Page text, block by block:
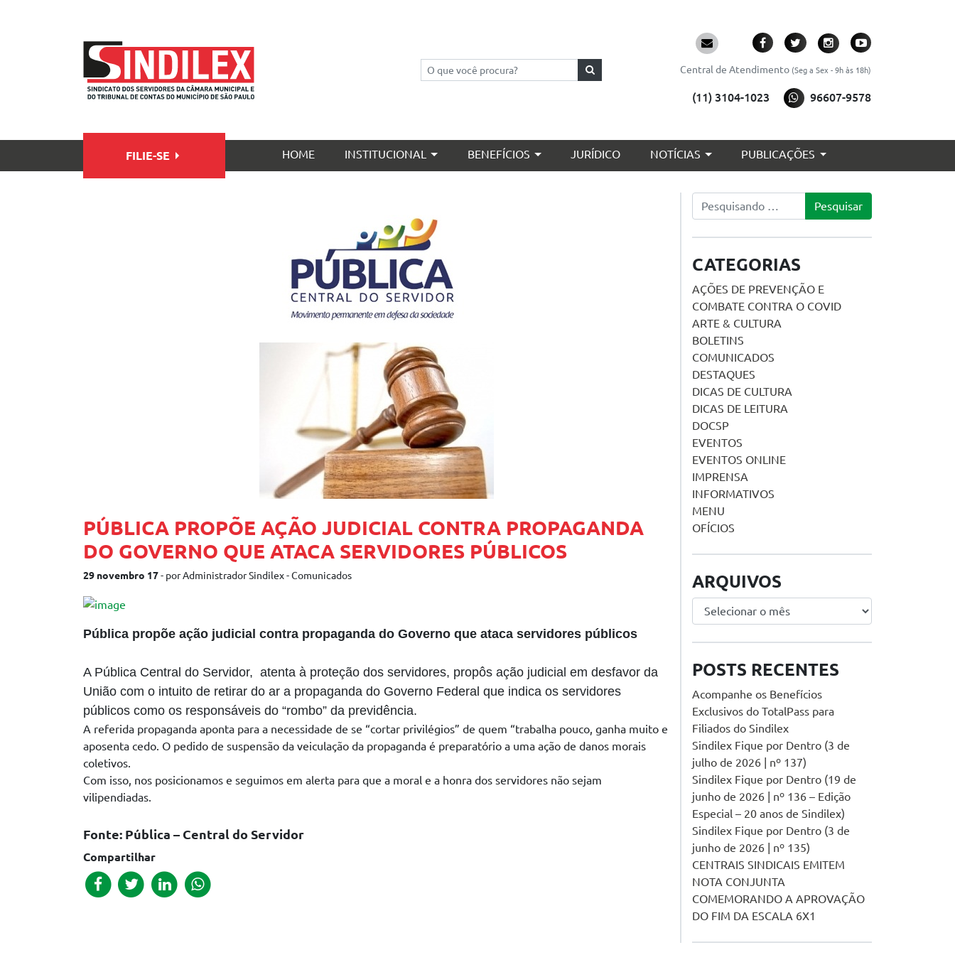
Pesquisar Central de Atendimento (Seg a Sex - 9h às 18h)
(11) 3104-1023 96607-9578
FILIE-SE HOME INSTITUCIONAL BENEFÍCIOS JURÍDICO NOTÍCIAS PUBLICAÇÕES
PÚBLICA PROPÕE AÇÃO JUDICIAL CONTRA PROPAGANDA
DO GOVERNO QUE ATACA SERVIDORES PÚBLICOS
29 novembro 17- por Administrador Sindilex - Comunicados
Pública propõe ação judicial contra propaganda do Governo que ataca servidores públicos
A Pública Central do Servidor, atenta à proteção dos servidores, propôs ação judicial em desfavor da
União com o intuito de retirar do ar a propaganda do Governo Federal que indica os servidores
públicos como os responsáveis do “rombo” da previdência.
A referida propaganda aponta para a necessidade de se “cortar privilégios” de quem “trabalha pouco, ganha muito e
aposenta cedo. O pedido de suspensão da veiculação da propaganda é preparatório a uma ação de danos morais
coletivos.
Com isso, nos posicionamos e seguimos em alerta para que a moral e a honra dos servidores não sejam
vilipendiadas.
Fonte: Pública – Central do Servidor
Compartilhar
Pesquisar
CATEGORIAS
AÇÕES DE PREVENÇÃO E
COMBATE CONTRA O COVID
ARTE & CULTURA
BOLETINS
COMUNICADOS
DESTAQUES
DICAS DE CULTURA
DICAS DE LEITURA
DOCSP
EVENTOS
EVENTOS ONLINE
IMPRENSA
INFORMATIVOS
MENU
OFÍCIOS
ARQUIVOS
Arquivos
POSTS RECENTES
Acompanhe os Benefícios
Exclusivos do TotalPass para
Filiados do Sindilex
Sindilex Fique por Dentro (3 de
julho de 2026 | nº 137)
Sindilex Fique por Dentro (19 de
junho de 2026 | nº 136 – Edição
Especial – 20 anos de Sindilex)
Sindilex Fique por Dentro (3 de
junho de 2026 | nº 135)
CENTRAIS SINDICAIS EMITEM
NOTA CONJUNTA
COMEMORANDO A APROVAÇÃO
DO FIM DA ESCALA 6X1